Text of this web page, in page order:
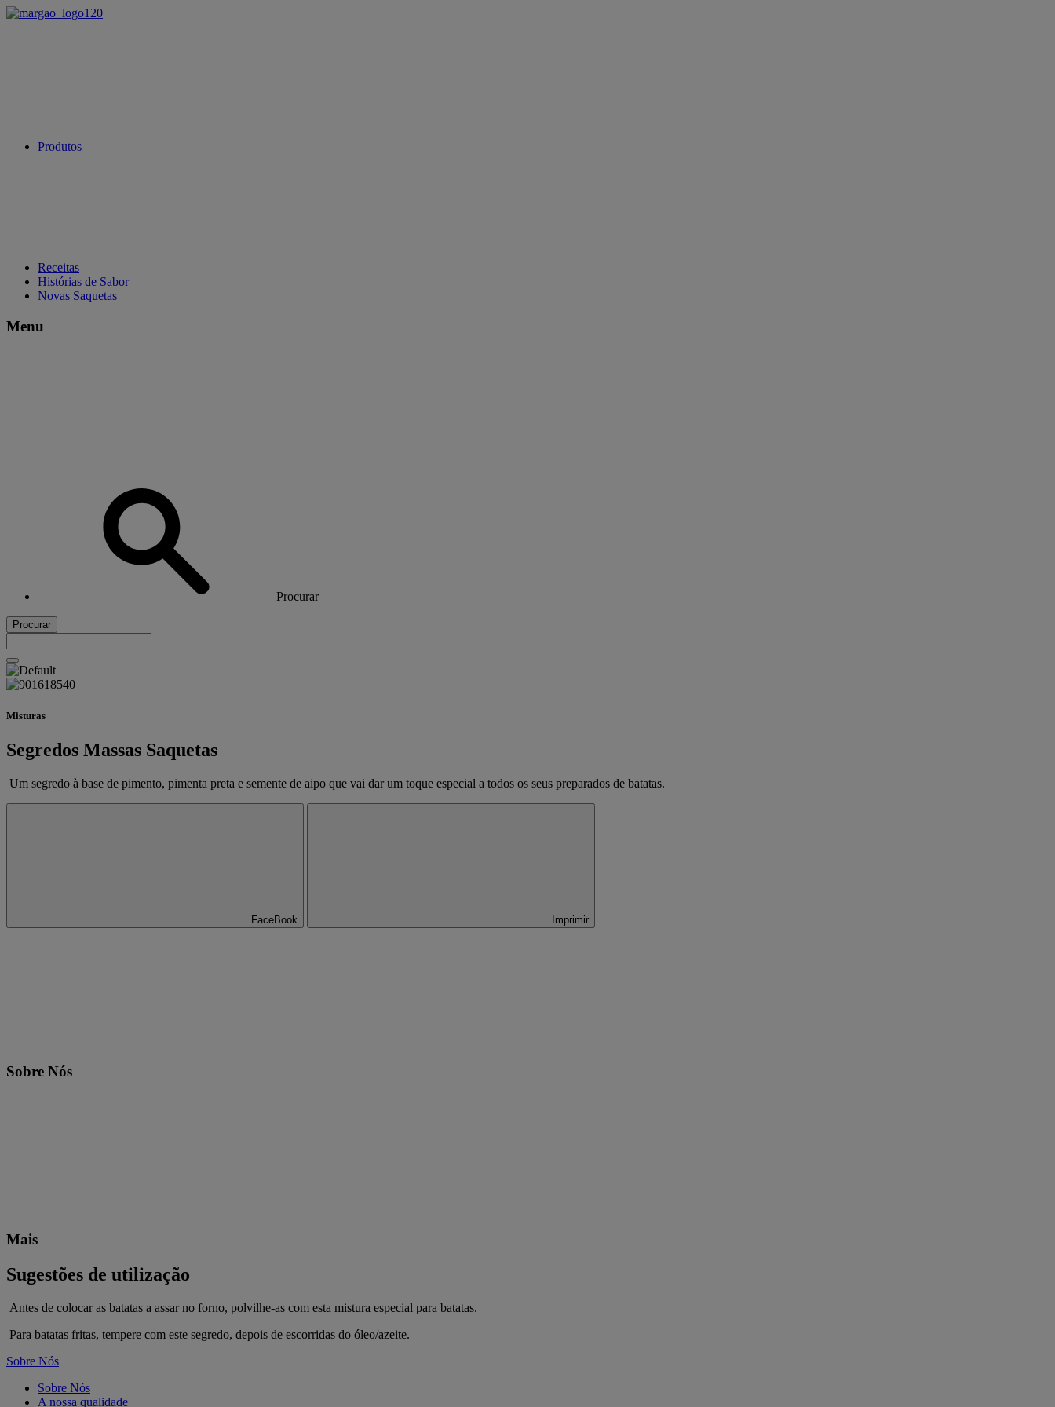
Produtos
Receitas
Histórias de Sabor
Novas Saquetas
Menu
Procurar
Procurar
Misturas
Segredos Massas Saquetas
Um segredo à base de pimento, pimenta preta e semente de aipo que vai dar um toque especial a todos os seus preparados de batatas.
FaceBook Imprimir
Sobre Nós
Mais
Sugestões de utilização
Antes de colocar as batatas a assar no forno, polvilhe-as com esta mistura especial para batatas.
Para batatas fritas, tempere com este segredo, depois de escorridas do óleo/azeite.
Sobre Nós
Sobre Nós
A nossa qualidade